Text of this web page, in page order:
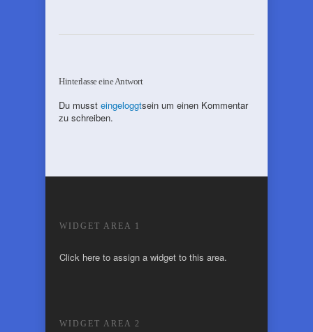
Hinterlasse eine Antwort
Du musst eingeloggtsein um einen Kommentar
zu schreiben.
WIDGET AREA 1
Click here to assign a widget to this area.
WIDGET AREA 2